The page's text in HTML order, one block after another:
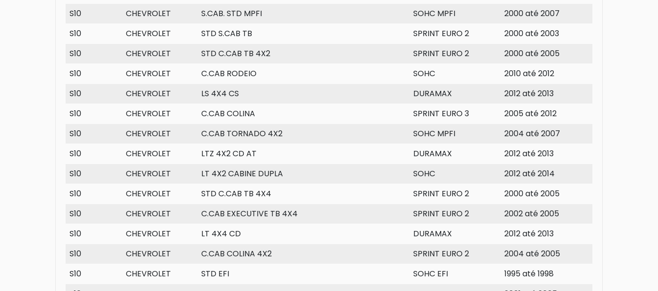
S10
CHEVROLET S.CAB. STD MPFI SOHC MPFI
2000 até 2007
S10
CHEVROLET STD S.CAB TB SPRINT EURO 2
2000 até 2003
S10
CHEVROLET STD C.CAB TB 4X2 SPRINT EURO 2
2000 até 2005
S10
CHEVROLET C.CAB RODEIO SOHC
2010 até 2012
S10
CHEVROLET LS 4X4 CS DURAMAX
2012 até 2013
S10
CHEVROLET C.CAB COLINA SPRINT EURO 3
2005 até 2012
S10
CHEVROLET C.CAB TORNADO 4X2 SOHC MPFI
2004 até 2007
S10
CHEVROLET LTZ 4X2 CD AT DURAMAX
2012 até 2013
S10
CHEVROLET LT 4X2 CABINE DUPLA SOHC
2012 até 2014
S10
CHEVROLET STD C.CAB TB 4X4 SPRINT EURO 2
2000 até 2005
S10
CHEVROLET C.CAB EXECUTIVE TB 4X4 SPRINT EURO 2
2002 até 2005
S10
CHEVROLET LT 4X4 CD DURAMAX
2012 até 2013
S10
CHEVROLET C.CAB COLINA 4X2 SPRINT EURO 2
2004 até 2005
S10
CHEVROLET STD EFI SOHC EFI
1995 até 1998